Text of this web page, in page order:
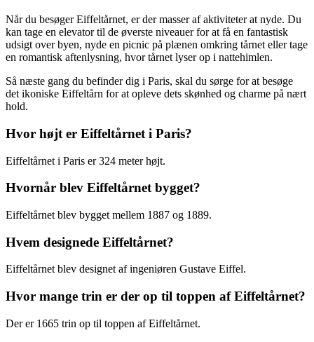
Når du besøger Eiffeltårnet, er der masser af aktiviteter at nyde. Du
kan tage en elevator til de øverste niveauer for at få en fantastisk
udsigt over byen, nyde en picnic på plænen omkring tårnet eller tage
en romantisk aftenlysning, hvor tårnet lyser op i nattehimlen.
Så næste gang du befinder dig i Paris, skal du sørge for at besøge
det ikoniske Eiffeltårn for at opleve dets skønhed og charme på nært
hold.
Hvor højt er Eiffeltårnet i Paris?
Eiffeltårnet i Paris er 324 meter højt.
Hvornår blev Eiffeltårnet bygget?
Eiffeltårnet blev bygget mellem 1887 og 1889.
Hvem designede Eiffeltårnet?
Eiffeltårnet blev designet af ingeniøren Gustave Eiffel.
Hvor mange trin er der op til toppen af Eiffeltårnet?
Der er 1665 trin op til toppen af Eiffeltårnet.